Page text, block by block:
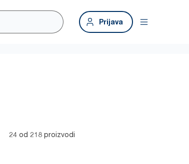
Prijava
24 od 218 proizvodi